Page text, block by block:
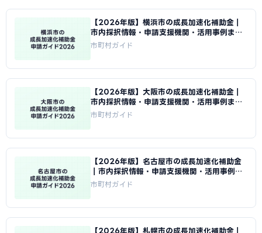
【2026年版】横浜市の成長加速化補助金｜
市内採択情報・申請支援機関・活用事例まと
め｜成長加速化補助金ナビ
市町村ガイド
【2026年版】大阪市の成長加速化補助金｜
市内採択情報・申請支援機関・活用事例まと
め｜成長加速化補助金ナビ
市町村ガイド
【2026年版】名古屋市の成長加速化補助金
｜市内採択情報・申請支援機関・活用事例ま
とめ｜成長加速化補助金ナビ
市町村ガイド
【2026年版】札幌市の成長加速化補助金｜